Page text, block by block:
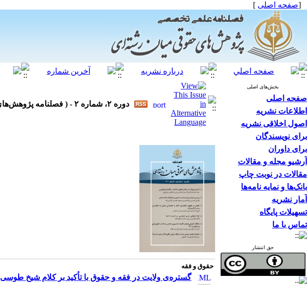
[صفحه اصلی ]
بخش‌های اصلی
صفحه اصلی
اطلاعات نشریه
اصول اخلاقی نشریه
برای نویسندگان
برای داوران
آرشیو مجله و مقالات
مقالات در نوبت چاپ
بانک‌ها و نمایه نامه‌ها
آمار نشریه
تسهیلات پایگاه
تماس با ما
حق انتشار
دوره ۲، شماره ۲ - ( فصلنامه پژوهش‌های حقوقی میان‌رشته‌ای، تابستان ۱۴۰۰ )
حقوق و فقه
گستره‌ی ولایت در فقه و حقوق با تأکید بر کلام شیخ طوسی